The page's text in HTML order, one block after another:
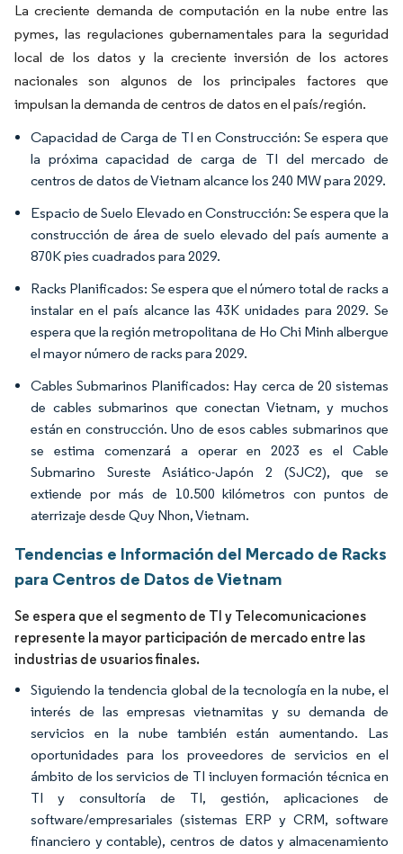
La creciente demanda de computación en la nube entre las
pymes, las regulaciones gubernamentales para la seguridad
local de los datos y la creciente inversión de los actores
nacionales son algunos de los principales factores que
impulsan la demanda de centros de datos en el país/región.
Capacidad de Carga de TI en Construcción: Se espera que
la próxima capacidad de carga de TI del mercado de
centros de datos de Vietnam alcance los 240 MW para 2029.
Espacio de Suelo Elevado en Construcción: Se espera que la
construcción de área de suelo elevado del país aumente a
870K pies cuadrados para 2029.
Racks Planificados: Se espera que el número total de racks a
instalar en el país alcance las 43K unidades para 2029. Se
espera que la región metropolitana de Ho Chi Minh albergue
el mayor número de racks para 2029.
Cables Submarinos Planificados: Hay cerca de 20 sistemas
de cables submarinos que conectan Vietnam, y muchos
están en construcción. Uno de esos cables submarinos que
se estima comenzará a operar en 2023 es el Cable
Submarino Sureste Asiático-Japón 2 (SJC2), que se
extiende por más de 10.500 kilómetros con puntos de
aterrizaje desde Quy Nhon, Vietnam.
Tendencias e Información del Mercado de Racks
para Centros de Datos de Vietnam
Se espera que el segmento de TI y Telecomunicaciones
represente la mayor participación de mercado entre las
industrias de usuarios finales.
Siguiendo la tendencia global de la tecnología en la nube, el
interés de las empresas vietnamitas y su demanda de
servicios en la nube también están aumentando. Las
oportunidades para los proveedores de servicios en el
ámbito de los servicios de TI incluyen formación técnica en
TI y consultoría de TI, gestión, aplicaciones de
software/empresariales (sistemas ERP y CRM, software
financiero y contable), centros de datos y almacenamiento